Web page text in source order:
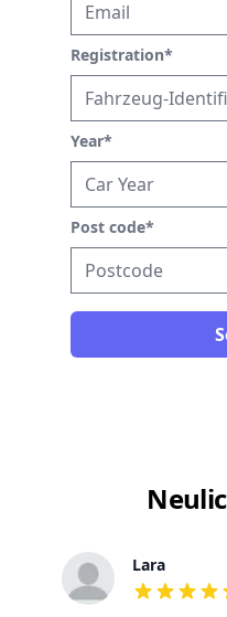
Registration*
Year*
Post code*
Lara
out of 5